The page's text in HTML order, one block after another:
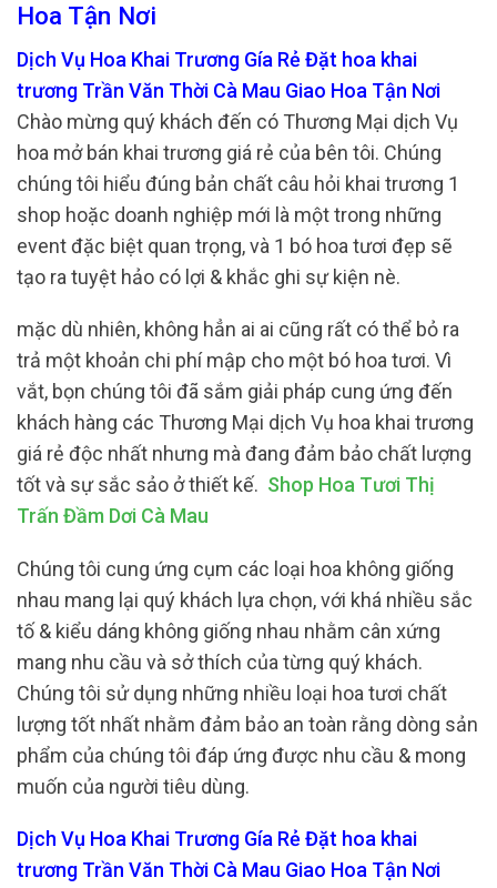
Hoa Tận Nơi
Dịch Vụ Hoa Khai Trương Gía Rẻ Đặt hoa khai
trương Trần Văn Thời Cà Mau Giao Hoa Tận Nơi
Chào mừng quý khách đến có Thương Mại dịch Vụ
hoa mở bán khai trương giá rẻ của bên tôi. Chúng
chúng tôi hiểu đúng bản chất câu hỏi khai trương 1
shop hoặc doanh nghiệp mới là một trong những
event đặc biệt quan trọng, và 1 bó hoa tươi đẹp sẽ
tạo ra tuyệt hảo có lợi & khắc ghi sự kiện nè.
mặc dù nhiên, không hẳn ai ai cũng rất có thể bỏ ra
trả một khoản chi phí mập cho một bó hoa tươi. Vì
vắt, bọn chúng tôi đã sắm giải pháp cung ứng đến
khách hàng các Thương Mại dịch Vụ hoa khai trương
giá rẻ độc nhất nhưng mà đang đảm bảo chất lượng
tốt và sự sắc sảo ở thiết kế. Shop Hoa Tươi Thị
Trấn Đầm Dơi Cà Mau
Chúng tôi cung ứng cụm các loại hoa không giống
nhau mang lại quý khách lựa chọn, với khá nhiều sắc
tố & kiểu dáng không giống nhau nhằm cân xứng
mang nhu cầu và sở thích của từng quý khách.
Chúng tôi sử dụng những nhiều loại hoa tươi chất
lượng tốt nhất nhằm đảm bảo an toàn rằng dòng sản
phẩm của chúng tôi đáp ứng được nhu cầu & mong
muốn của người tiêu dùng.
Dịch Vụ Hoa Khai Trương Gía Rẻ Đặt hoa khai
trương Trần Văn Thời Cà Mau Giao Hoa Tận Nơi